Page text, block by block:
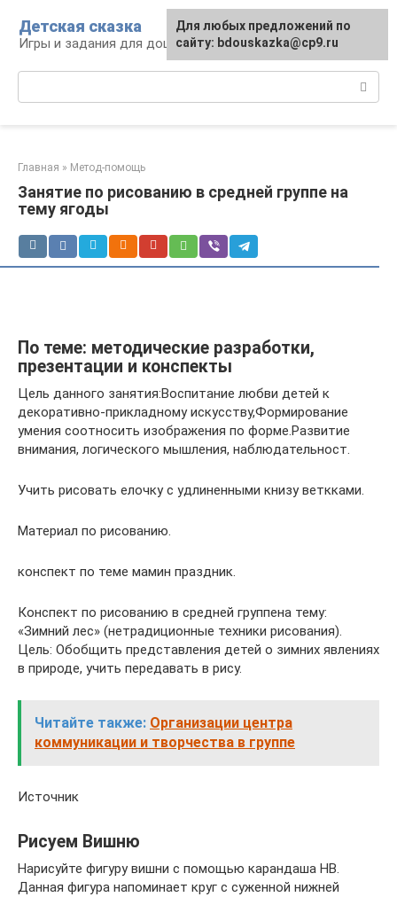
контенту
Детская сказка
Игры и задания для дошкольников
Главная » Метод-помощь
Занятие по рисованию в средней группе на
тему ягоды
По теме: методические разработки,
презентации и конспекты
Цель данного занятия:Воспитание любви детей к
декоративно-прикладному искусству,Формирование
умения соотносить изображения по форме.Развитие
внимания, логического мышления, наблюдательност.
Учить рисовать елочку с удлиненными книзу веткками.
Материал по рисованию.
конспект по теме мамин праздник.
Конспект по рисованию в средней группена тему:
«Зимний лес» (нетрадиционные техники рисования).
Цель: Обобщить представления детей о зимних явлениях
в природе, учить передавать в рису.
Читайте также: Организации центра
коммуникации и творчества в группе
Источник
Рисуем Вишню
Нарисуйте фигуру вишни с помощью карандаша HB.
Данная фигура напоминает круг с суженной нижней
Для любых предложений по
сайту: bdouskazka@cp9.ru